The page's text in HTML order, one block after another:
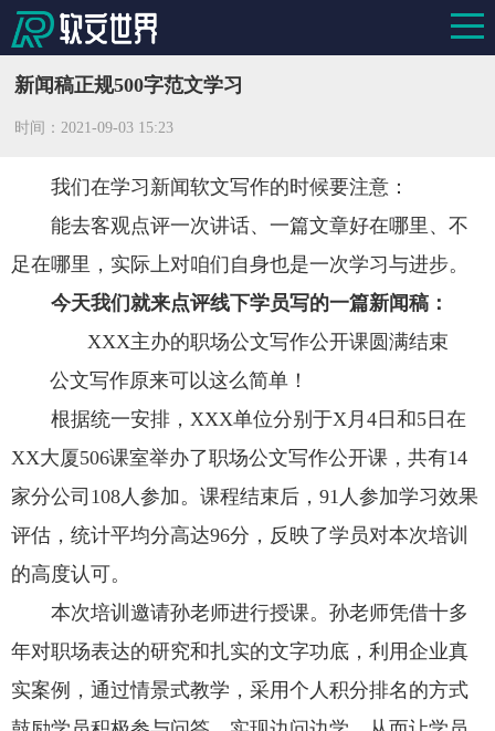
新闻稿正规500字范文学习
时间：2021-09-03 15:23
我们在学习新闻软文写作的时候要注意：
能去客观点评一次讲话、一篇文章好在哪里、不
足在哪里，实际上对咱们自身也是一次学习与进步。
今天我们就来点评线下学员写的一篇新闻稿：
XXX主办的职场公文写作公开课圆满结束
公文写作原来可以这么简单！
根据统一安排，XXX单位分别于X月4日和5日在
XX大厦506课室举办了职场公文写作公开课，共有14
家分公司108人参加。课程结束后，91人参加学习效果
评估，统计平均分高达96分，反映了学员对本次培训
的高度认可。
本次培训邀请孙老师进行授课。孙老师凭借十多
年对职场表达的研究和扎实的文字功底，利用企业真
实案例，通过情景式教学，采用个人积分排名的方式